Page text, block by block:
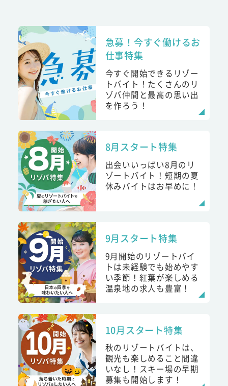
急募！今すぐ働けるお
仕事特集
今すぐ開始できるリゾー
トバイト！たくさんのリ
ゾバ仲間と最高の思い出
を作ろう！
8月スタート特集
出会いいっぱい8月のリ
ゾートバイト！短期の夏
休みバイトはお早めに！
9月スタート特集
9月開始のリゾートバイ
トは未経験でも始めやす
い季節！紅葉が楽しめる
温泉地の求人も豊富！
10月スタート特集
秋のリゾートバイトは、
観光も楽しめること間違
いなし！スキー場の早期
募集も開始します！